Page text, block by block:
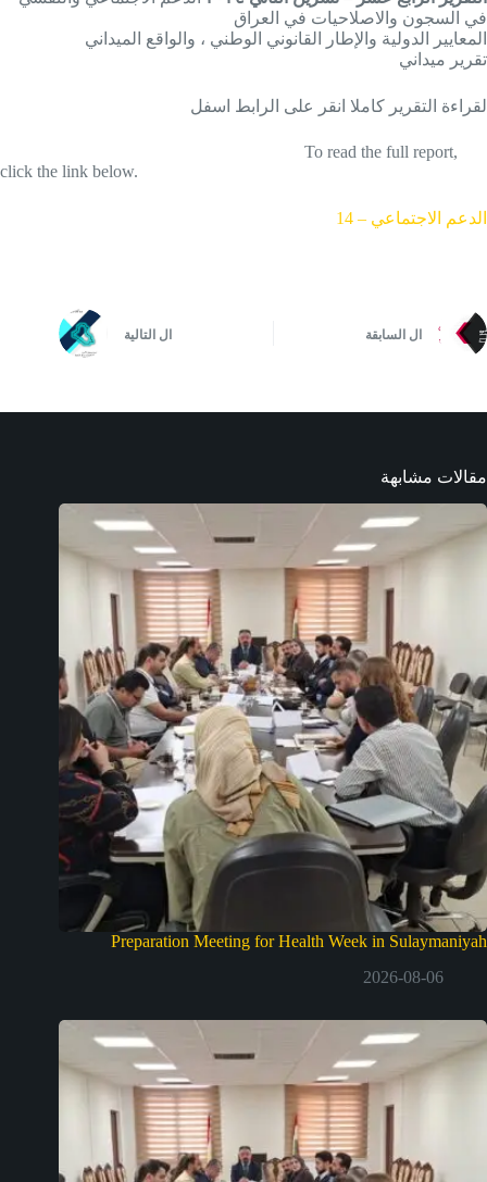
في السجون والاصلاحيات في العراق
المعايير الدولية والإطار القانوني الوطني ، والواقع الميداني
تقرير ميداني
لقراءة التقرير كاملا انقر على الرابط اسفل
To read the full report,
click the link below.
الدعم الاجتماعي – 14
ال السابقة ال التالية
مقالات مشابهة
Preparation Meeting for Health Week in Sulaymaniyah
2026-08-06